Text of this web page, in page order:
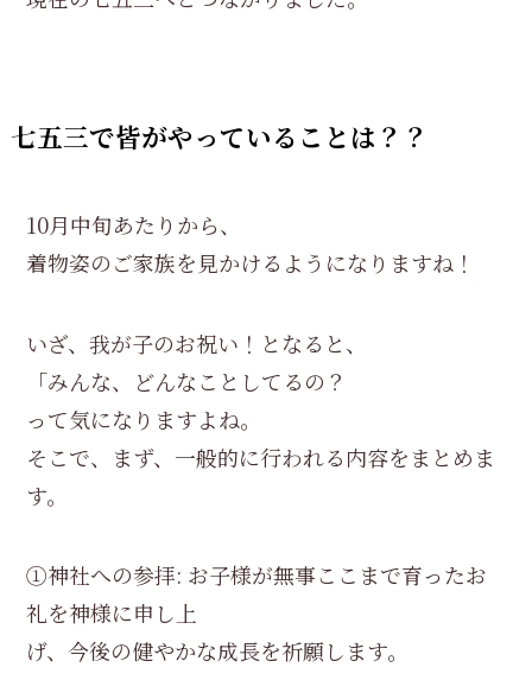
七五三で皆がやっていることは？？
10月中旬あたりから、
着物姿のご家族を見かけるようになりますね！
いざ、我が子のお祝い！となると、
「みんな、どんなことしてるの？
って気になりますよね。
そこで、まず、一般的に行われる内容をまとめま
す。
①神社への参拝: お子様が無事ここまで育ったお
礼を神様に申し上
げ、今後の健やかな成長を祈願します。